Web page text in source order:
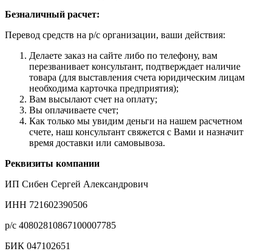
Безналичный расчет:
Перевод средств на р/с организации, ваши действия:
Делаете заказ на сайте либо по телефону, вам
перезванивает консультант, подтверждает наличие
товара (для выставления счета юридическим лицам
необходима карточка предприятия);
Вам высылают счет на оплату;
Вы оплачиваете счет;
Как только мы увидим деньги на нашем расчетном
счете, наш консультант свяжется с Вами и назначит
время доставки или самовывоза.
Реквизиты компании
ИП Сибен Сергей Александрович
ИНН 721602390506
р/с 40802810867100007785
БИК 047102651